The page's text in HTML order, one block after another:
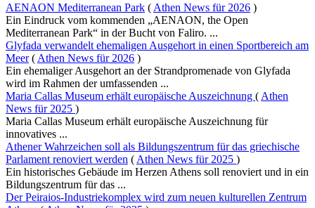
AENAON Mediterranean Park ( Athen News für 2026 )
Ein Eindruck vom kommenden „AENAON, the Open
Mediterranean Park“ in der Bucht von Faliro. ...
Glyfada verwandelt ehemaligen Ausgehort in einen Sportbereich am
Meer( Athen News für 2026 )
Ein ehemaliger Ausgehort an der Strandpromenade von Glyfada
wird im Rahmen der umfassenden ...
Maria Callas Museum erhält europäische Auszeichnung ( Athen
News für 2025 )
Maria Callas Museum erhält europäische Auszeichnung für
innovatives ...
Athener Wahrzeichen soll als Bildungszentrum für das griechische
Parlament renoviert werden ( Athen News für 2025 )
Ein historisches Gebäude im Herzen Athens soll renoviert und in ein
Bildungszentrum für das ...
Der Peiraios-Industriekomplex wird zum neuen kulturellen Zentrum